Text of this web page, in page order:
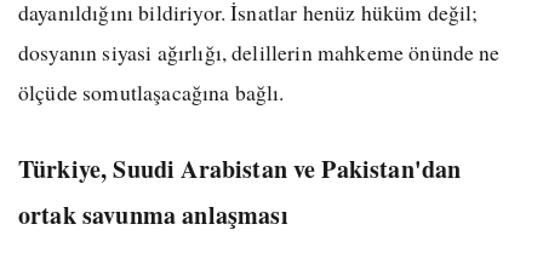
dayanıldığını bildiriyor. İsnatlar henüz hüküm değil;
dosyanın siyasi ağırlığı, delillerin mahkeme önünde ne
ölçüde somutlaşacağına bağlı.
Türkiye, Suudi Arabistan ve Pakistan'dan
ortak savunma anlaşması